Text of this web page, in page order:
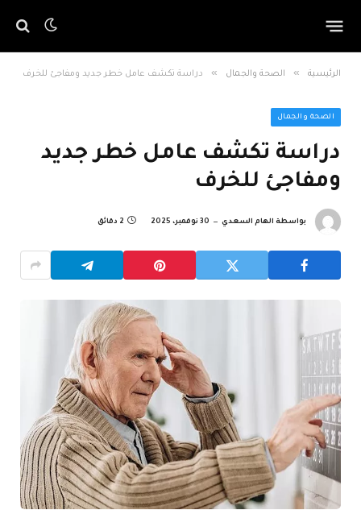
الرئيسية » الصحة والجمال » دراسة تكشف عامل خطر جديد ومفاجئ للخرف
الصحة والجمال
دراسة تكشف عامل خطر جديد
ومفاجئ للخرف
بواسطة الهام السعدي 30 نوفمبر، 2025 2 دقائق